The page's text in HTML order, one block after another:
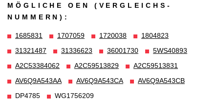
MÖGLICHE OEN (VERGLEICHS­
NUMMERN):
1685831 1707059 1720038
1804823
31321487
31336623 36001730
5WS40893
A2C53384062
A2C59513829
A2C59513831
AV6Q9A543AA
AV6Q9A543CA
AV6Q9A543CB
DP4785
WG1756209